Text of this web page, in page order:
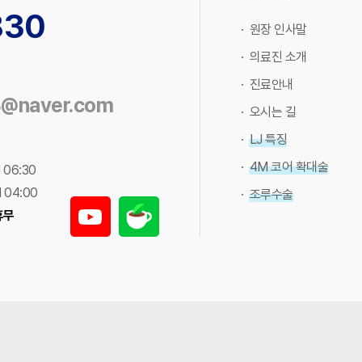
06:30
04:00
무
· 원장 인사말
· 의료진 소개
· 진료안내
· 오시는 길
· LJ 특징
· 4M 코어 확대술
· 조루수술